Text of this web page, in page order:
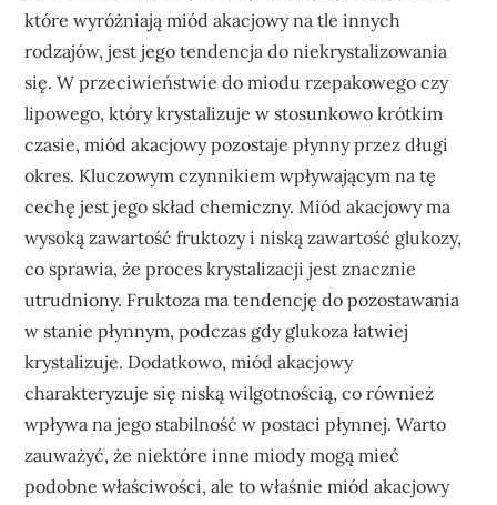
które wyróżniają miód akacjowy na tle innych
rodzajów, jest jego tendencja do niekrystalizowania
się. W przeciwieństwie do miodu rzepakowego czy
lipowego, który krystalizuje w stosunkowo krótkim
czasie, miód akacjowy pozostaje płynny przez długi
okres. Kluczowym czynnikiem wpływającym na tę
cechę jest jego skład chemiczny. Miód akacjowy ma
wysoką zawartość fruktozy i niską zawartość glukozy,
co sprawia, że proces krystalizacji jest znacznie
utrudniony. Fruktoza ma tendencję do pozostawania
w stanie płynnym, podczas gdy glukoza łatwiej
krystalizuje. Dodatkowo, miód akacjowy
charakteryzuje się niską wilgotnością, co również
wpływa na jego stabilność w postaci płynnej. Warto
zauważyć, że niektóre inne miody mogą mieć
podobne właściwości, ale to właśnie miód akacjowy